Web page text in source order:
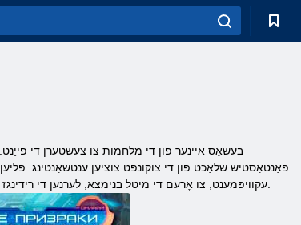
פאַנטאַסטיש שלאַכט פון די צוקונפֿט צוציען ענטשאַנטינג.